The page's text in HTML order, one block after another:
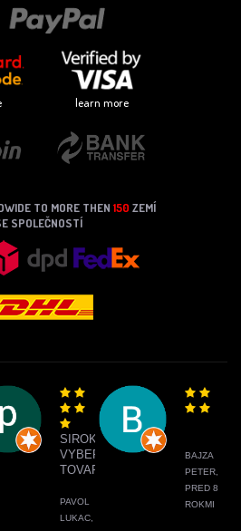
learn more
TO MORE THEN150 ZEMÍ
SPOLEČNOSTÍ
SIROKY
VYBER
TOVARU
PAVOL
LUKAC,
BAJZA
PETER,
PRED 8
ROKMI